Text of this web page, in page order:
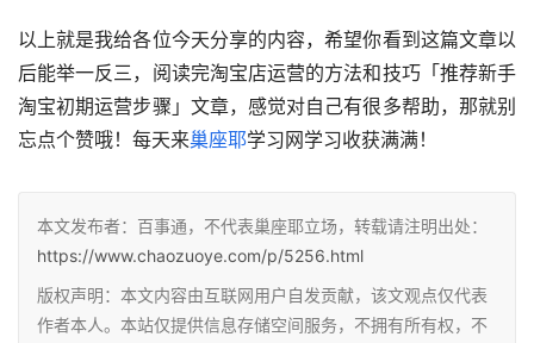
以上就是我给各位今天分享的内容，希望你看到这篇文章以
后能举一反三，阅读完淘宝店运营的方法和技巧「推荐新手
淘宝初期运营步骤」文章，感觉对自己有很多帮助，那就别
忘点个赞哦！每天来巢座耶学习网学习收获满满！
本文发布者：百事通，不代表巢座耶立场，转载请注明出处：
https://www.chaozuoye.com/p/5256.html
版权声明：本文内容由互联网用户自发贡献，该文观点仅代表
作者本人。本站仅提供信息存储空间服务，不拥有所有权，不